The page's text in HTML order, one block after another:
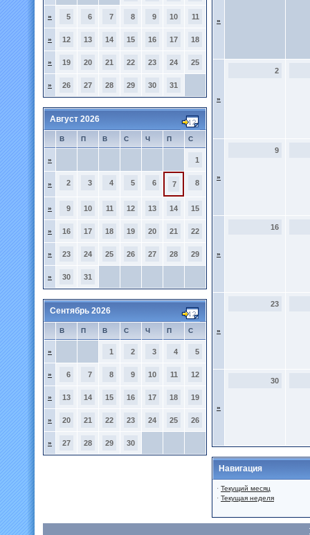
» 5 6 7 8 9 10 11
» 12 13 14 15 16 17 18
» 19 20 21 22 23 24 25
» 26 27 28 29 30 31
Август 2026
В П В С Ч П С
» 1
» 2 3 4 5 6 7 8
» 9 10 11 12 13 14 15
» 16 17 18 19 20 21 22
» 23 24 25 26 27 28 29
» 30 31
Сентябрь 2026
В П В С Ч П С
» 1 2 3 4 5
» 6 7 8 9 10 11 12
» 13 14 15 16 17 18 19
» 20 21 22 23 24 25 26
» 27 28 29 30
»
»
2
»
9
»
16
»
23
»
30
Навигация
· Текущий месяц
· Текущая неделя